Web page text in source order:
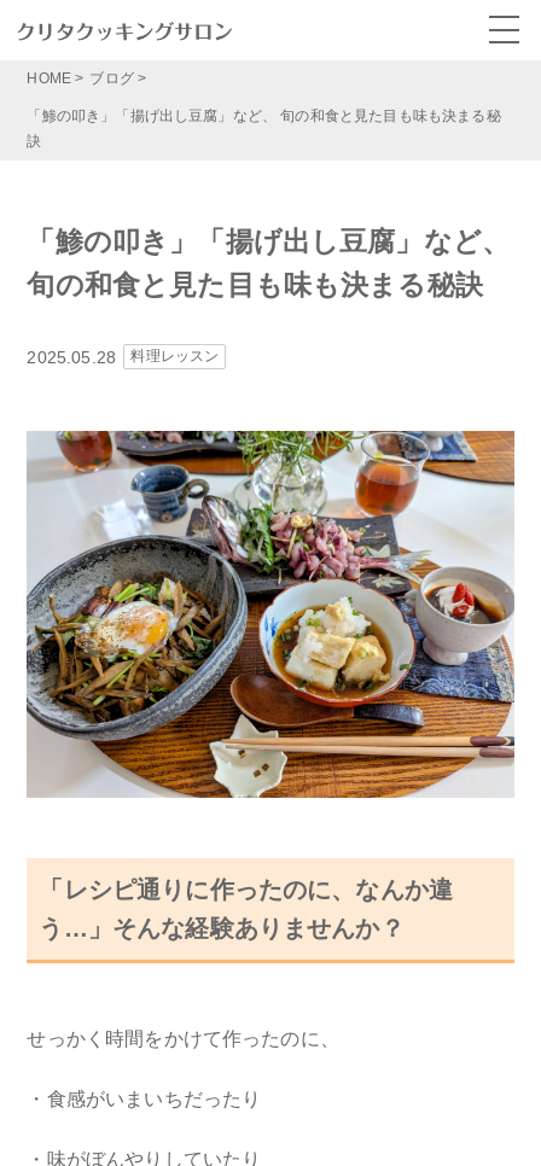
HOME > ブログ>
「鯵の叩き」「揚げ出し豆腐」など、 旬の和食と見た目も味も決まる秘
訣
「鯵の叩き」「揚げ出し豆腐」など、
旬の和食と見た目も味も決まる秘訣
2025.05.28 料理レッスン
「レシピ通りに作ったのに、なんか違
う…」そんな経験ありませんか？
せっかく時間をかけて作ったのに、
・食感がいまいちだったり
・味がぼんやりしていたり